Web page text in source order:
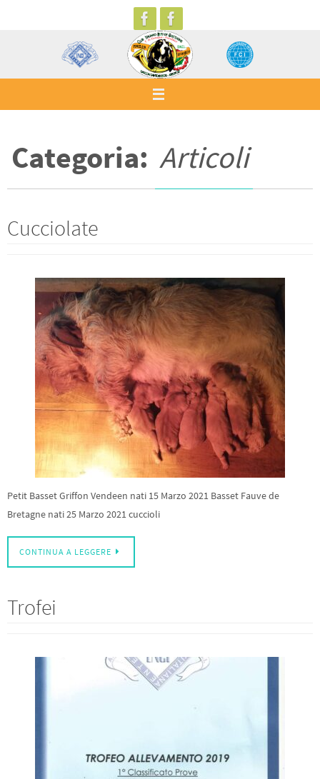
Categoria: Articoli
Cucciolate
Petit Basset Griffon Vendeen nati 15 Marzo 2021 Basset Fauve de
Bretagne nati 25 Marzo 2021 cuccioli
CONTINUA A LEGGERE
Trofei